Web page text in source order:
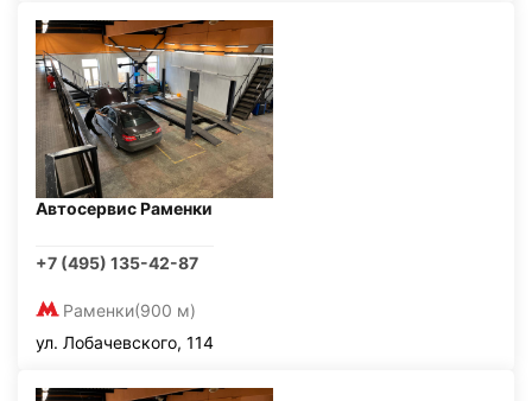
Автосервис Раменки
+7 (495) 135-42-87
Раменки(900 м)
ул. Лобачевского, 114